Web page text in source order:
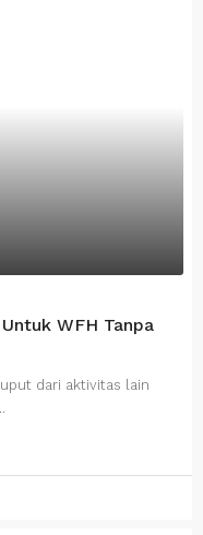
WFH Tanpa
dari aktivitas lain